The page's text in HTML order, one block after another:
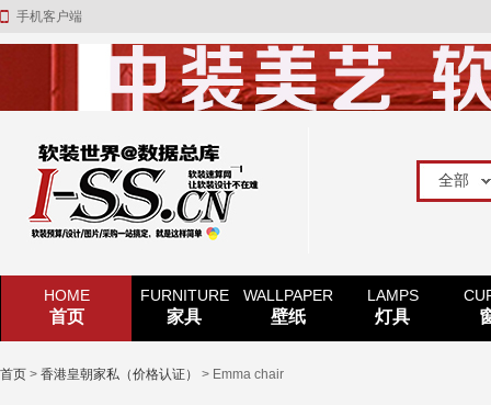
手机客户端
HOME
首页
FURNITURE
家具
WALLPAPER
壁纸
LAMPS
灯具
首页 > 香港皇朝家私（价格认证） > Emma chair